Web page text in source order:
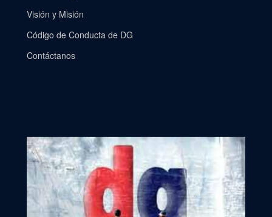
Visión y Misión
Código de Conducta de DG
Contáctanos